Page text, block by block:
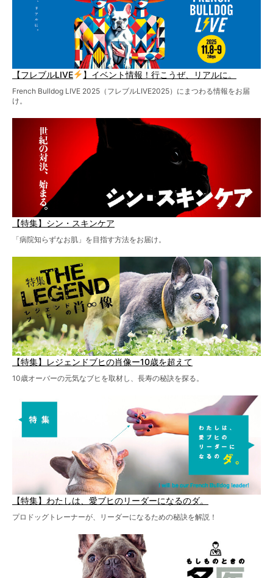
【フレブルLIVE 】イベント情報！行こうぜ、リアルに。
French Bulldog LIVE 2025（フレブルLIVE2025）にまつわる情報をお届
け。
【特集】シン・スキンケア
「病院知らずなお肌」を目指す方法をお届け。
【特集】レジェンドブヒの肖像ー10歳を超えて
10歳オーバーの元気なブヒを取材し、長寿の秘訣を探る。
【特集】わたしは、愛ブヒのリーダーになるのダ。
プロドッグトレーナーが、リーダーになるための秘訣を解説！